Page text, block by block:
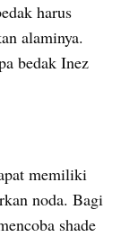
harus
alaminya.
bedak Inez
memiliki
noda. Bagi
shade